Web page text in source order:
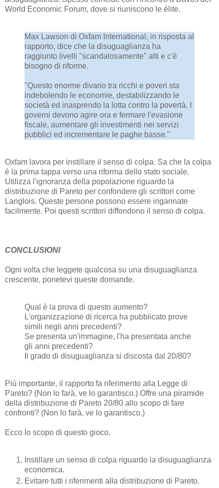
World Economic Forum, dove si riuniscono le élite.
Max Lawson di Oxfam International, in risposta al
rapporto, dice che la disuguaglianza ha
raggiunto livelli "scandalosamente" alti e c'è
bisogno di riforme.
"Questo enorme divario tra ricchi e poveri sta
indebolendo le economie, destabilizzando le
società ed inasprendo la lotta contro la povertà. I
governi devono agire ora e fermare l'evasione
fiscale, aumentare gli investimenti nei servizi
pubblici ed incrementare le paghe basse."
Oxfam lavora per instillare il senso di colpa. Sa che la colpa
è la prima tappa verso una riforma dello stato sociale.
Utilizza l'ignoranza della popolazione riguardo la
distribuzione di Pareto per confondere gli scrittori come
Langlois. Queste persone possono essere ingannate
facilmente. Poi questi scrittori diffondono il senso di colpa.
CONCLUSIONI
Ogni volta che leggete qualcosa su una disuguaglianza
crescente, ponetevi queste domande.
Qual è la prova di questo aumento?
L'organizzazione di ricerca ha pubblicato prove
simili negli anni precedenti?
Se presenta un'immagine, l'ha presentata anche
gli anni precedenti?
Il grado di disuguaglianza si discosta dal 20/80?
Più importante, il rapporto fa riferimento alla Legge di
Pareto? (Non lo farà, ve lo garantisco.) Offre una piramide
della distribuzione di Pareto 20/80 allo scopo di fare
confronti? (Non lo farà, ve lo garantisco.)
Ecco lo scopo di questo gioco.
Instillare un senso di colpa riguardo la disuguaglianza
economica.
Evitare tutti i riferimenti alla distribuzione di Pareto.